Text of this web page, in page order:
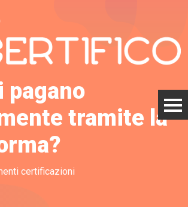
pagano
tramite la
certificazioni